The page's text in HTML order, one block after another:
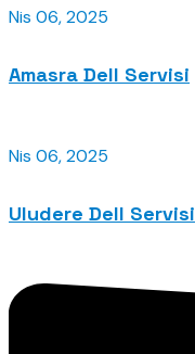
Nis 06, 2025
Amasra Dell Servisi
Nis 06, 2025
Uludere Dell Servisi